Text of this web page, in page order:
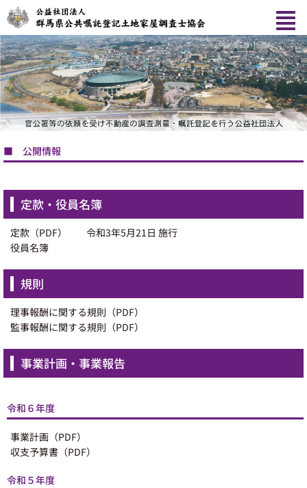
容
を
ス
キ
ッ
プ
■ 公開情報
定款・役員名簿
定款（PDF） 令和3年5月21日 施行
役員名簿
規則
理事報酬に関する規則（PDF）
監事報酬に関する規則（PDF）
事業計画・事業報告
令和６年度
事業計画（PDF）
収支予算書（PDF）
令和５年度